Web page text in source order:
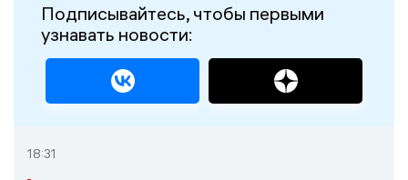
Подписывайтесь, чтобы первыми
узнавать новости:
18:31